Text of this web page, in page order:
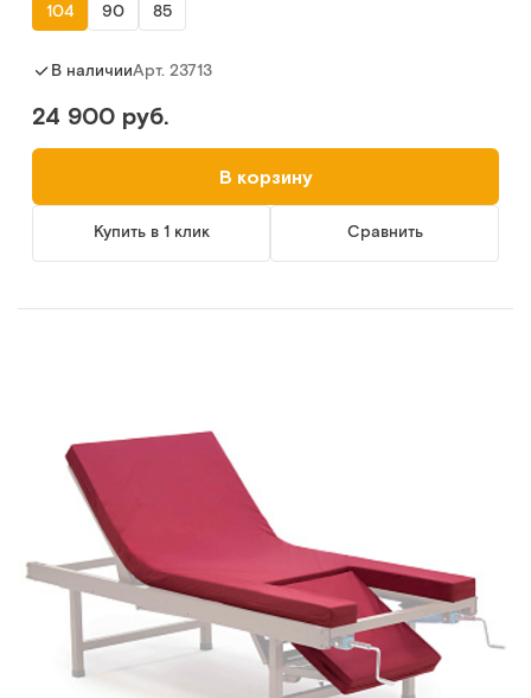
104
90 85
В наличииАрт. 23713
24 900 руб.
В корзину
Купить в 1 клик Сравнить